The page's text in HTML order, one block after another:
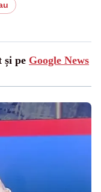
și pe Google News